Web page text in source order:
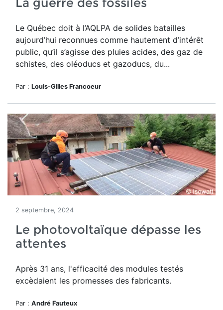
Le Québec doit à l’AQLPA de solides batailles
aujourd’hui reconnues comme hautement d’intérêt
public, qu’il s’agisse des pluies acides, des gaz de
schistes, des oléoducs et gazoducs, du...
Par : Louis-Gilles Francoeur
2 septembre, 2024
Le photovoltaïque dépasse les
attentes
Après 31 ans, l'efficacité des modules testés
excèdaient les promesses des fabricants.
Par : André Fauteux